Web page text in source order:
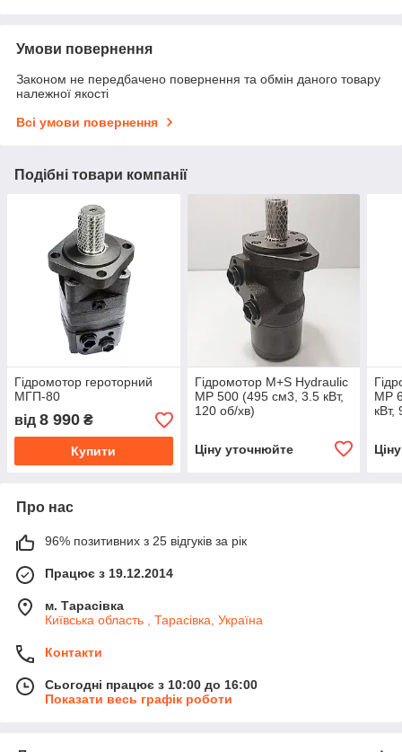
Умови повернення
Законом не передбачено повернення та обмін даного товару
належної якості
Всі умови повернення
Подібні товари компанії
Гідромотор героторний
МГП-80
від 8 990 ₴
Купити
Гідромотор M+S Hydraulic
MP 500 (495 см3, 3.5 кВт,
120 об/хв)
Ціну уточнюйте
MP
кВт,
Про нас
96% позитивних з 25 відгуків за рік
Працює з 19.12.2014
м. Тарасівка
Київська область , Тарасівка, Україна
Контакти
Сьогодні працює з 10:00 до 16:00
Показати весь графік роботи